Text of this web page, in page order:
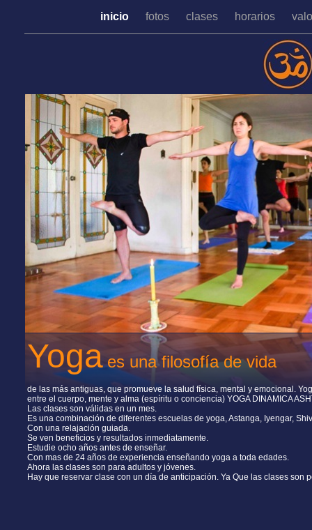
inicio fotos clases horarios
de las más antiguas, que promueve la salud física, mental y emocional.
entre el cuerpo, mente y alma (espíritu o conciencia) YOGA DINAMICA
Las clases son válidas en un mes.
Es una combinación de diferentes escuelas de yoga, Astanga, Iyengar,
Con una relajación guiada.
Se ven beneficios y resultados inmediatamente.
Estudie ocho años antes de enseñar.
Con mas de 24 años de experiencia enseñando yoga a toda edades.
Ahora las clases son para adultos y jóvenes.
Hay que reservar clase con un día de anticipación. Ya Que las clases son
Yoga es una filosofía de vida